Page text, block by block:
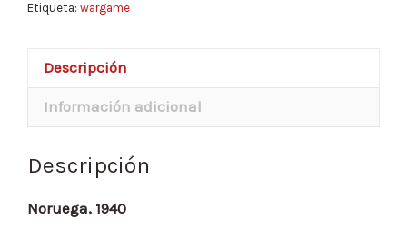
Etiqueta: wargame
Descripción
Información adicional
Descripción
Noruega, 1940